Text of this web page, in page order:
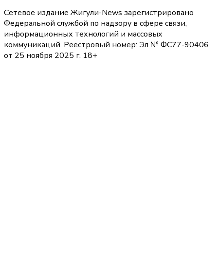
Сетевое издание Жигули-News зарегистрировано
Федеральной службой по надзору в сфере связи,
информационных технологий и массовых
коммуникаций. Реестровый номер: Эл № ФС77-90406
от 25 ноября 2025 г. 18+